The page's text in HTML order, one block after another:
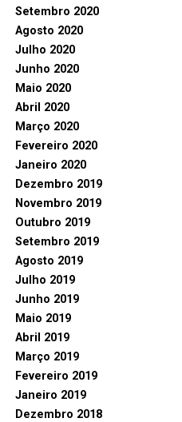
Setembro 2020
Agosto 2020
Julho 2020
Junho 2020
Maio 2020
Abril 2020
Março 2020
Fevereiro 2020
Janeiro 2020
Dezembro 2019
Novembro 2019
Outubro 2019
Setembro 2019
Agosto 2019
Julho 2019
Junho 2019
Maio 2019
Abril 2019
Março 2019
Fevereiro 2019
Janeiro 2019
Dezembro 2018